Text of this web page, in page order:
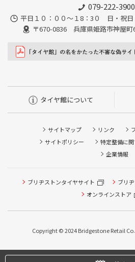
079-222-3900
平日１０：００～１8：3０ 日・祝日
〒670-0836 兵庫県姫路市神屋町
タイヤ館について
サイトマップ リンク
サイトポリシー
特定整備に
企業情報
ブリヂストンタイヤサイト
ブリ
オンラインストア
Copyright © 2024 Bridgestone Retail
タイヤ点検・安全点検/タイヤ履き